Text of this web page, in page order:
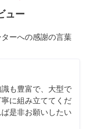
ュー
ーへの感謝の言葉
も豊富で、大型で
に組み立ててくだ
是非お願いしたい